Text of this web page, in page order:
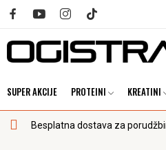
SUPER AKCIJE PROTEINI KREATINI
Besplatna dostava za